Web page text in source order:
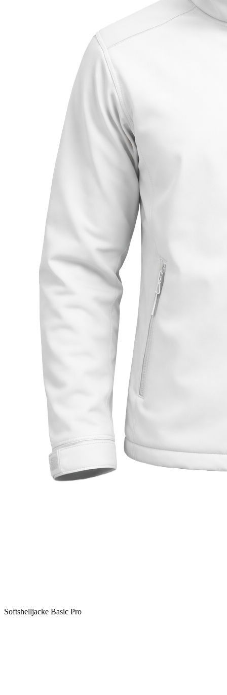
Softshelljacke Basic Pro